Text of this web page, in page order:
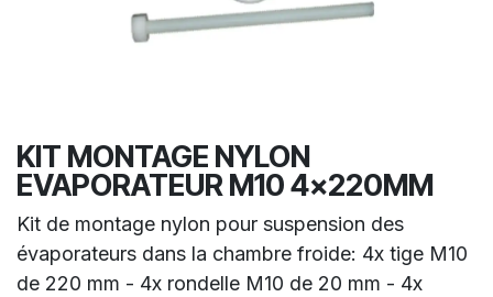
KIT MONTAGE NYLON
EVAPORATEUR M10 4x220MM
Kit de montage nylon pour suspension des
évaporateurs dans la chambre froide: 4x tige M10
de 220 mm - 4x rondelle M10 de 20 mm - 4x